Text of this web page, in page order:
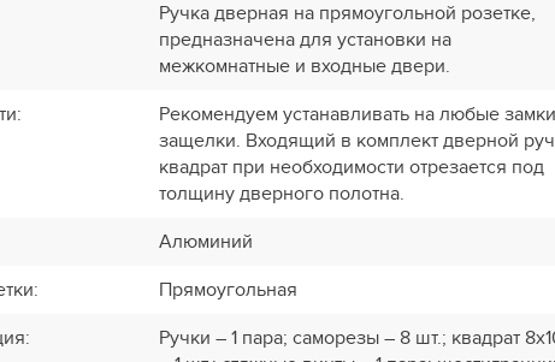
Ручка дверная на прямоугольной розетке,
предназначена для установки на
межкомнатные и входные двери.
:
Рекомендуем устанавливать на любые
защелки. Входящий в комплект дверной
квадрат при необходимости отрезается под
толщину дверного полотна.
Алюминий
:
Прямоугольная
:
Ручки – 1 пара; саморезы – 8 шт.; квадрат